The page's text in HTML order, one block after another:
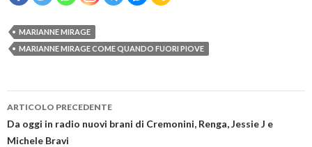
MARIANNE MIRAGE
MARIANNE MIRAGE COME QUANDO FUORI PIOVE
Navigazione
articolo
ARTICOLO PRECEDENTE
Da oggi in radio nuovi brani di Cremonini, Renga, Jessie J e
Michele Bravi